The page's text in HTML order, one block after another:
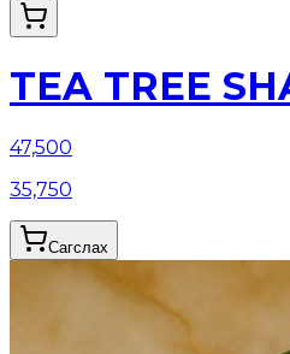
TEA TREE
47,500
35,750
Сагслах